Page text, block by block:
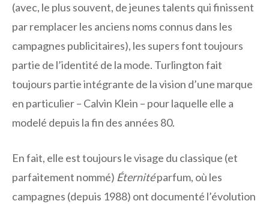
(avec, le plus souvent, de jeunes talents qui finissent
par remplacer les anciens noms connus dans les
campagnes publicitaires), les supers font toujours
partie de l’identité de la mode. Turlington fait
toujours partie intégrante de la vision d’une marque
en particulier – Calvin Klein – pour laquelle elle a
modelé depuis la fin des années 80.
En fait, elle est toujours le visage du classique (et
parfaitement nommé) Éternitéparfum, où les
campagnes (depuis 1988) ont documenté l’évolution